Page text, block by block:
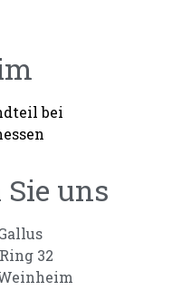
bei
uns
32